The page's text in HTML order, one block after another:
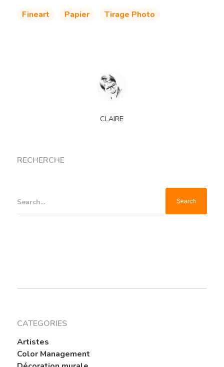
Fineart Papier Tirage Photo
CLAIRE
RECHERCHE
Search...
CATEGORIES
Artistes
Color Management